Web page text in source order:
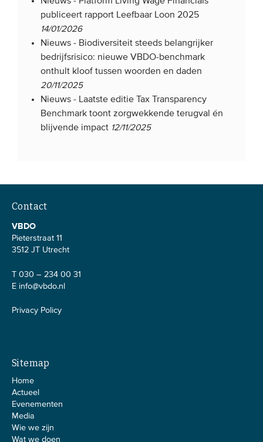
publiceert rapport Leefbaar Loon 2025
14/01/2026
Nieuws - Biodiversiteit steeds belangrijker
bedrijfsrisico: nieuwe VBDO-benchmark
onthult kloof tussen woorden en daden
20/11/2025
Nieuws - Laatste editie Tax Transparency
Benchmark toont zorgwekkende terugval én
blijvende impact 12/11/2025
Contact
VBDO
Pieterstraat 11
3512 JT Utrecht
T 030 – 234 00 31
E info@vbdo.nl
Privacy Policy
Sitemap
Home
Actueel
Evenementen
Media
Wie we zijn
Wat we doen